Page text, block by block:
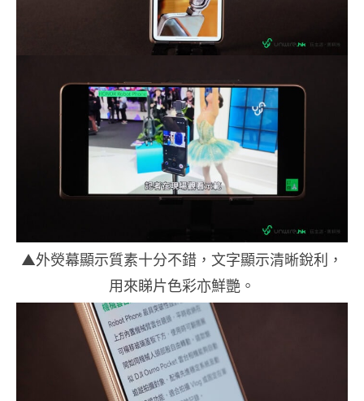
▲外熒幕顯示質素十分不錯，文字顯示清晰銳利，
用來睇片色彩亦鮮艷。